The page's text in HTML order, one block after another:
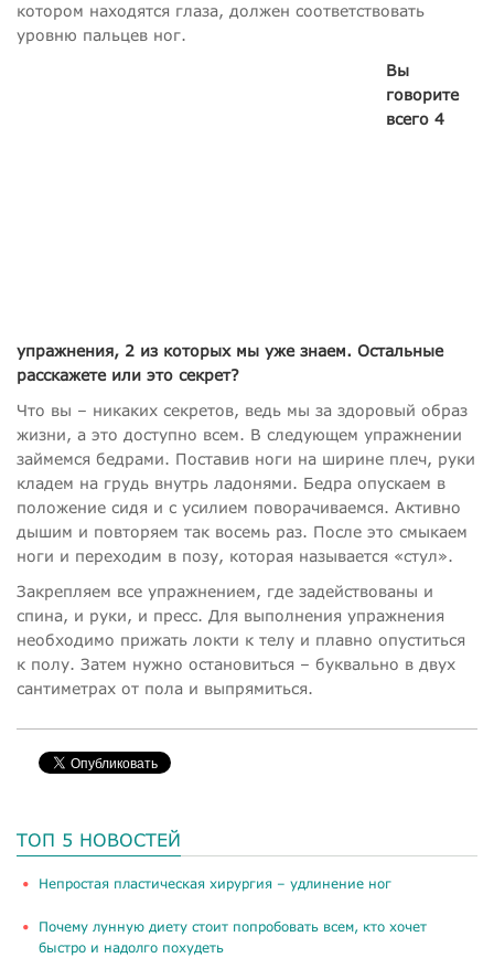
котором находятся глаза, должен соответствовать
уровню пальцев ног.
Вы
говорите
всего 4
упражнения, 2 из которых мы уже знаем. Остальные
расскажете или это секрет?
Что вы – никаких секретов, ведь мы за здоровый образ
жизни, а это доступно всем. В следующем упражнении
займемся бедрами. Поставив ноги на ширине плеч, руки
кладем на грудь внутрь ладонями. Бедра опускаем в
положение сидя и с усилием поворачиваемся. Активно
дышим и повторяем так восемь раз. После это смыкаем
ноги и переходим в позу, которая называется «стул».
Закрепляем все упражнением, где задействованы и
спина, и руки, и пресс. Для выполнения упражнения
необходимо прижать локти к телу и плавно опуститься
к полу. Затем нужно остановиться – буквально в двух
сантиметрах от пола и выпрямиться.
ТОП 5 НОВОСТЕЙ
​Непростая пластическая хирургия – удлинение ног
Почему лунную диету стоит попробовать всем, кто хочет
быстро и надолго похудеть